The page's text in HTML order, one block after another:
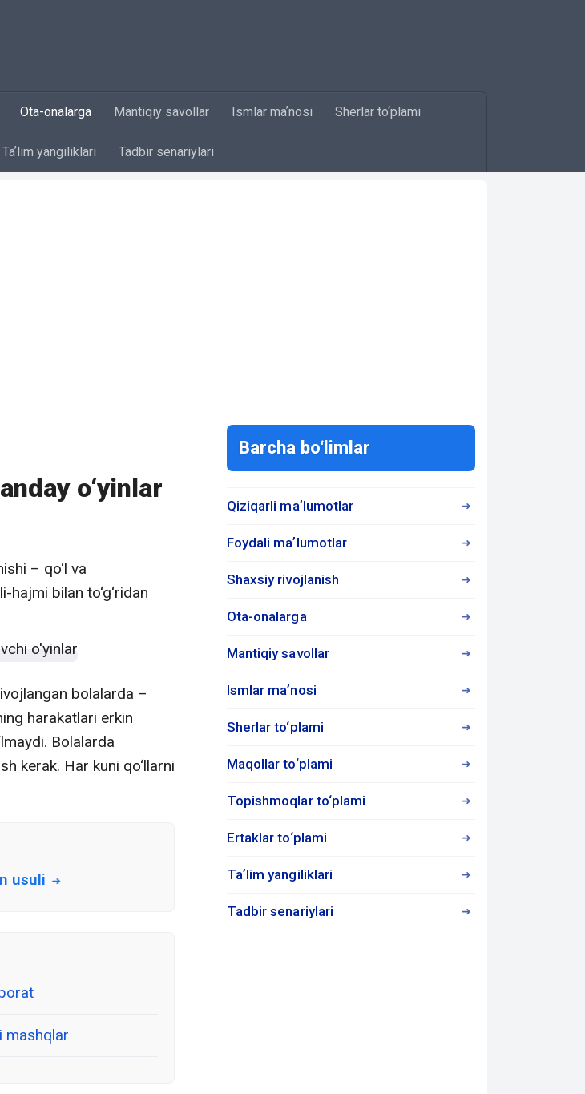
Ota-onalarga Mantiqiy savollar Ismlar maʼnosi Sherlar to‘plami
Taʼlim yangiliklari Tadbir senariylari
o‘yinlar
– qo‘l va
bilan to‘g‘ridan
bolalarda –
harakatlari erkin
Bolalarda
kerak. Har kuni qo‘llarni
usuli
mashqlar
Barcha bo‘limlar
Qiziqarli maʼlumotlar
Foydali maʼlumotlar
Shaxsiy rivojlanish
Ota-onalarga
Mantiqiy savollar
Ismlar maʼnosi
Sherlar to‘plami
Maqollar to‘plami
Topishmoqlar to‘plami
Ertaklar to‘plami
Taʼlim yangiliklari
Tadbir senariylari